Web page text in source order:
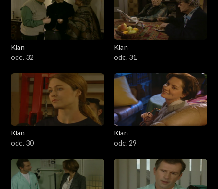
Klan
odc. 32
Klan
odc. 31
Klan
odc. 30
Klan
odc. 29